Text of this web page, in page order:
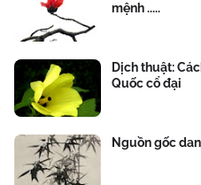
mệnh .....
Dịch thuật:
Quốc cổ đại
Nguồn gốc